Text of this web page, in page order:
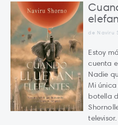
de Naviru
Estoy
cuenta
Nadie
Mi
botella
televisor.